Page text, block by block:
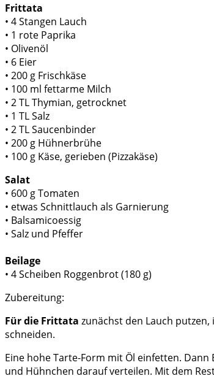
Frittata
• 4 Stangen Lauch
• 1 rote Paprika
• Olivenöl
• 6 Eier
• 200 g Frischkäse
• 100 ml fettarme Milch
• 2 TL Thymian, getrocknet
• 1 TL Salz
• 2 TL Saucenbinder
• 200 g Hühnerbrühe
• 100 g Käse, gerieben (Pizzakäse)
Salat
• 600 g Tomaten
• etwas Schnittlauch als Garnierung
• Balsamicoessig
• Salz und Pfeffer
Beilage
• 4 Scheiben Roggenbrot (180 g)
Zubereitung:
Für die Frittata zunächst den Lauch
schneiden.
Eine hohe Tarte-Form mit Öl einfetten. Dann
und Hühnchen darauf verteilen. Mit dem